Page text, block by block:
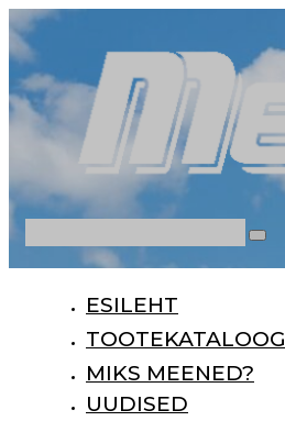
ESILEHT
TOOTEKATALOOG
MIKS MEENED?
UUDISED